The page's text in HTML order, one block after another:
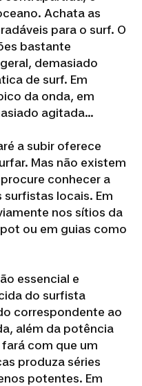
Achata as
para o surf. O
bastante
demasiado
de surf. Em
da onda, em
agitada...
a subir oferece
Mas não existem
conhecer a
locais. Em
nos sítios da
ou em guias como
essencial e
do surfista
correspondente ao
além da potência
com que um
produza séries
potentes. Em